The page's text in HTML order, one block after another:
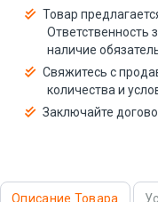
Товар
Ответственность
наличие
Свяжитесь с
количества и
Заключайте
Описание Товара